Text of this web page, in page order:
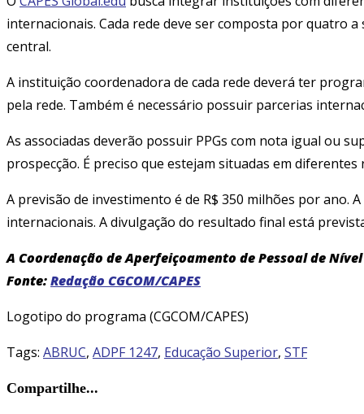
internacionais. Cada rede deve ser composta por quatro
central.
A instituição coordenadora de cada rede deverá ter
pela rede. Também é necessário possuir parcerias
As associadas deverão possuir PPGs com nota igual ou
prospecção. É preciso que estejam situadas em
A previsão de investimento é de R$ 350 milhões por
internacionais. A divulgação do resultado final está
A Coordenação de Aperfeiçoamento de Pessoal de
Fonte:Redação CGCOM/CAPES
Logotipo do programa (CGCOM/CAPES)
Tags: ABRUC, ADPF 1247, Educação Superior, STF
Compartilhe...